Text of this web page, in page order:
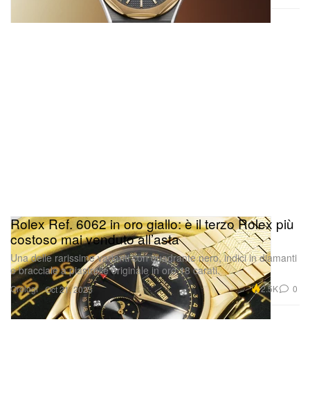
Orologi
Rolex Ref. 6062 in oro giallo: è il terzo Rolex più
costoso mai venduto all’asta
Una delle rarissime varianti con quadrante nero, indici in diamanti
e bracciale a piastrelle originale in oro 18 carati.
Oct 21, 2025 2.5K 0